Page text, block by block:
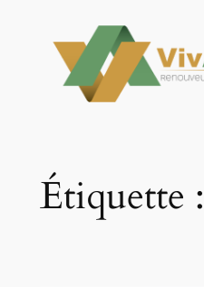
contenu
Étiquette :